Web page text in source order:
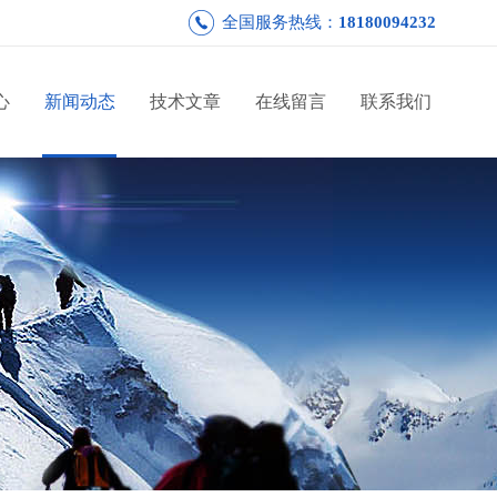
全国服务热线： 18180094232
新闻动态 技术文章 在线留言 联系我们